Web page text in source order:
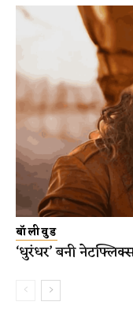
बॉलीवुड
‘धुरंधर’ बनी